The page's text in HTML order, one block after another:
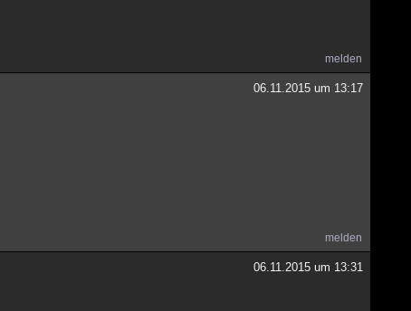
melden
06.11.2015 um 13:17
melden
06.11.2015 um 13:31